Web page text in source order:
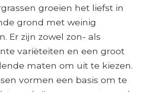
groeien het liefst in
grond met weinig
Er zijn zowel zon- als
variëteiten en een groot
maten om uit te kiezen.
vormen een basis om te